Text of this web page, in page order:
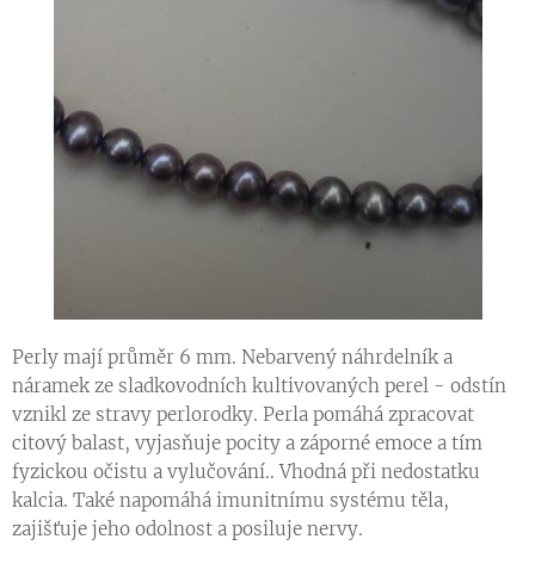
Perly mají průměr 6 mm. Nebarvený náhrdelník a
náramek ze sladkovodních kultivovaných perel - odstín
vznikl ze stravy perlorodky. Perla pomáhá zpracovat
citový balast, vyjasňuje pocity a záporné emoce a tím
fyzickou očistu a vylučování.. Vhodná při nedostatku
kalcia. Také napomáhá imunitnímu systému těla,
zajišťuje jeho odolnost a posiluje nervy.